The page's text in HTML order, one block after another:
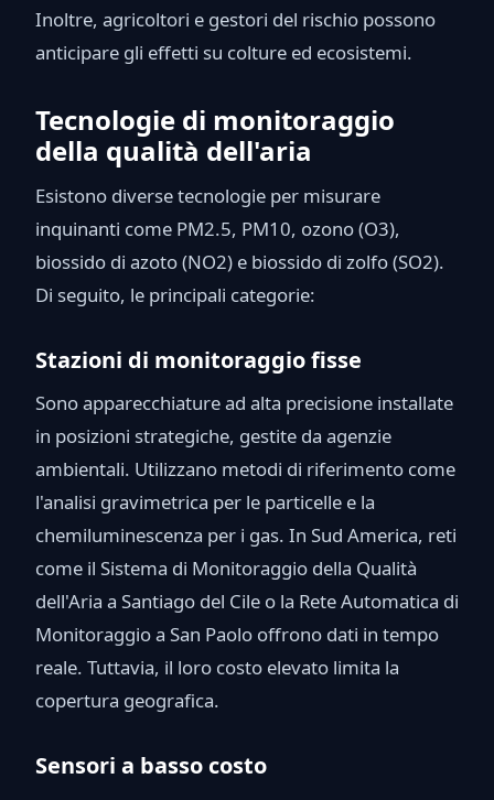
Inoltre, agricoltori e gestori del rischio possono
anticipare gli effetti su colture ed ecosistemi.
Tecnologie di monitoraggio
della qualità dell'aria
Esistono diverse tecnologie per misurare
inquinanti come PM2.5, PM10, ozono (O3),
biossido di azoto (NO2) e biossido di zolfo (SO2).
Di seguito, le principali categorie:
Stazioni di monitoraggio fisse
Sono apparecchiature ad alta precisione installate
in posizioni strategiche, gestite da agenzie
ambientali. Utilizzano metodi di riferimento come
l'analisi gravimetrica per le particelle e la
chemiluminescenza per i gas. In Sud America, reti
come il Sistema di Monitoraggio della Qualità
dell'Aria a Santiago del Cile o la Rete Automatica di
Monitoraggio a San Paolo offrono dati in tempo
reale. Tuttavia, il loro costo elevato limita la
copertura geografica.
Sensori a basso costo